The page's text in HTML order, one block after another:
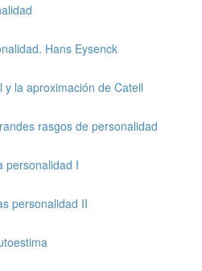
Hans Eysenck
y la aproximación de Catell
rasgos de personalidad
personalidad I
personalidad II